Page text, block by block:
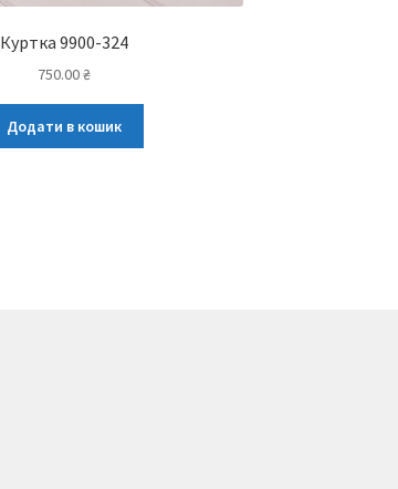
Куртка 9900-324
750.00₴
Додати в кошик